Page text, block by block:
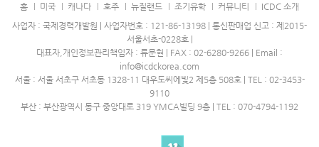
홈 미국 캐나다 호주 뉴질랜드 조기유학 커뮤니티
ICDC 소개
사업자 : 국제경력개발원 | 사업자번호 : 121-86-13198 | 통신판매업 신고 : 제2015-
서울서초-0228호 |
대표자,개인정보관리책임자 : 류문현 | FAX : 02-6280-9266 | Email :
info@icdckorea.com
서울 : 서울 서초구 서초동 1328-11 대우도씨에빛2 제5층 508호 | TEL : 02-3453-
9110
부산 : 부산광역시 동구 중앙대로 319 YMCA빌딩 9층 | TEL : 070-4794-1192